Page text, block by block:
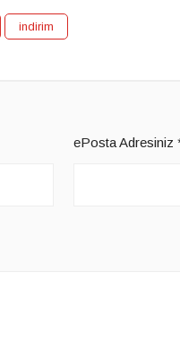
indirim
ePosta Adresiniz